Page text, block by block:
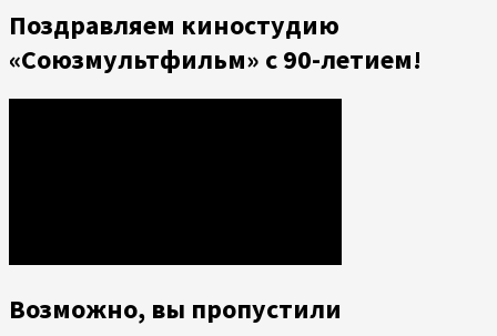
Поздравляем киностудию
«Союзмультфильм» с 90-летием!
Возможно, вы пропустили